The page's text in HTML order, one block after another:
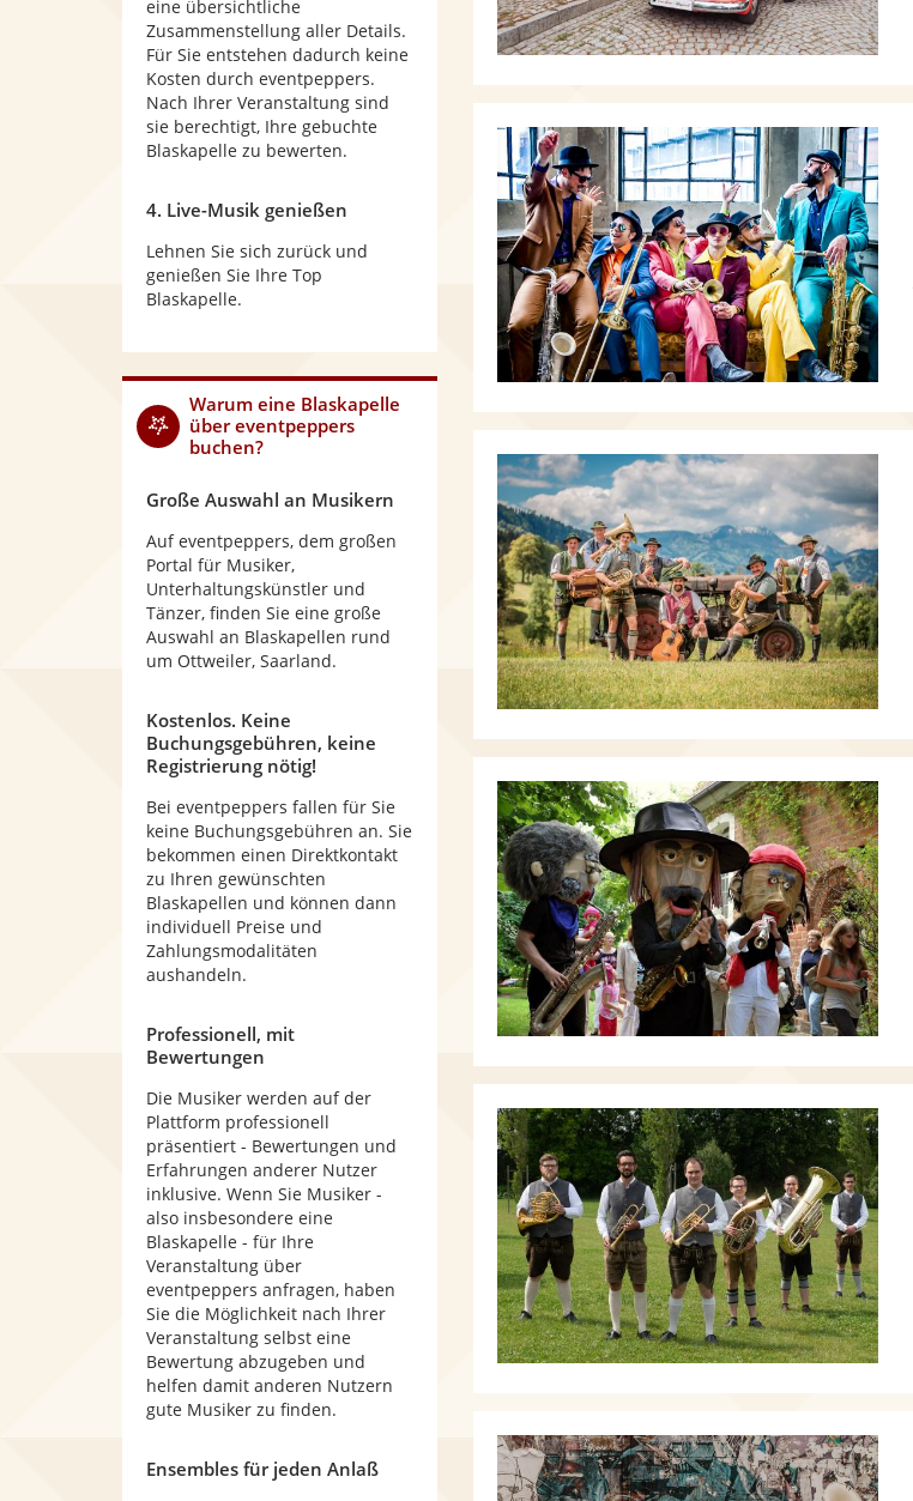
eine übersichtliche
Zusammenstellung aller Details.
Für Sie entstehen dadurch keine
Kosten durch eventpeppers.
Nach Ihrer Veranstaltung sind
sie berechtigt, Ihre gebuchte
Blaskapelle zu bewerten.
4. Live-Musik genießen
Lehnen Sie sich zurück und
genießen Sie Ihre Top
Blaskapelle.
Warum eine Blaskapelle
über eventpeppers
buchen?
Große Auswahl an Musikern
Auf eventpeppers, dem großen
Portal für Musiker,
Unterhaltungskünstler und
Tänzer, finden Sie eine große
Auswahl an Blaskapellen rund
um Ottweiler, Saarland.
Kostenlos. Keine
Buchungsgebühren, keine
Registrierung nötig!
Bei eventpeppers fallen für Sie
keine Buchungsgebühren an. Sie
bekommen einen Direktkontakt
zu Ihren gewünschten
Blaskapellen und können dann
individuell Preise und
Zahlungsmodalitäten
aushandeln.
Professionell, mit
Bewertungen
Die Musiker werden auf der
Plattform professionell
präsentiert - Bewertungen und
Erfahrungen anderer Nutzer
inklusive. Wenn Sie Musiker -
also insbesondere eine
Blaskapelle - für Ihre
Veranstaltung über
eventpeppers anfragen, haben
Sie die Möglichkeit nach Ihrer
Veranstaltung selbst eine
Bewertung abzugeben und
helfen damit anderen Nutzern
gute Musiker zu finden.
Ensembles für jeden Anlaß